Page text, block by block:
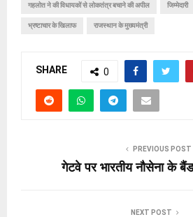
गहलोत ने की विधायकों से लोकतंत्र बचाने की अपील जिम्मेदारी
भ्रष्टाचार के खिलाफ राजस्थान के मुख्यमंत्री
SHARE 0
PREVIOUS POST
गेटवे पर भारतीय नौसेना के
NEXT POST